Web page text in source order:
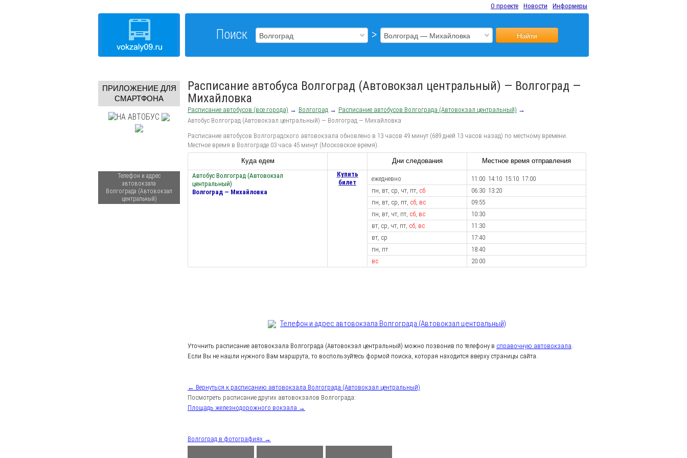
О проекте Новости Информеры
Поиск > Найти
ПРИЛОЖЕНИЕ ДЛЯ
СМАРТФОНА
Телефон и адрес
автовокзала
Волгограда (Автовокзал
центральный)
Расписание автобуса Волгоград (Автовокзал центральный) — Волгоград —
Михайловка
Расписание автобусов (все города) → Волгоград → Расписание автобусов Волгограда (Автовокзал центральный) →
Автобус Волгоград (Автовокзал центральный) — Волгоград — Михайловка
Расписание автобусов Волгоградского автовокзала обновлено в 13 часов 49 минут (689 дней 13 часов назад) по местному времени.
Местное время в Волгограде 03 часа 45 минут (Московское время).
Куда едем Дни следования
Местное время отправления
Автобус Волгоград (Автовокзал
центральный)
Волгоград — Михайловка
Купить
билет
ежедневно
11:00 14:10 15:10 17:00
пн, вт, ср, чт, пт, сб
06:30 13:20
пн, вт, ср, пт, сб, вс
09:55
пн, вт, чт, пт, сб, вс
10:30
вт, ср, чт, пт, сб, вс
11:30
вт, ср
17:40
пн, пт
18:40
вс
20:00
Телефон и адрес aвтовокзала Волгограда (Автовокзал центральный)
Уточнить расписание автовокзала Волгограда (Автовокзал центральный) можно позвонив по телефону в справочную автовокзала.
Если Вы не нашли нужного Вам маршрута, то воспользуйтесь формой поиска, которая находится вверху страницы сайта.
← Вернуться к расписанию автовокзала Волгограда (Автовокзал центральный)
Посмотреть расписание других автовокзалов Волгограда:
Площадь железнодорожного вокзала →
Волгоград в фотографиях →